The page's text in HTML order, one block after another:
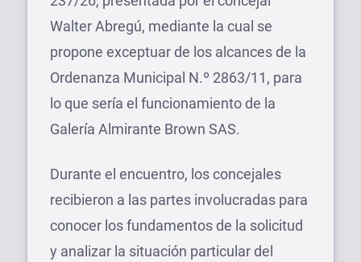
Walter Abregú, mediante la cual se
propone exceptuar de los alcances de la
Ordenanza Municipal N.º 2863/11, para
lo que sería el funcionamiento de la
Galería Almirante Brown SAS.
Durante el encuentro, los concejales
recibieron a las partes involucradas para
conocer los fundamentos de la solicitud
y analizar la situación particular del